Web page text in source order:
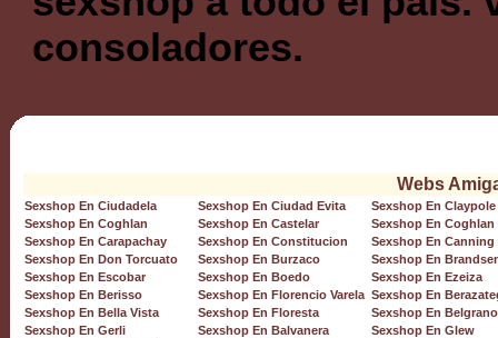
consoladores.
Webs
Sexshop En Ciudadela Sexshop En Ciudad Evita
Sexshop En Claypole
Sexshop En Coghlan
Sexshop En Castelar
Sexshop En Coghlan
Sexshop En Carapachay
Sexshop En Constitucion
Sexshop En Canning
Sexshop En Don Torcuato
Sexshop En Burzaco
Sexshop En
Sexshop En Escobar
Sexshop En Boedo
Sexshop En Ezeiza
Sexshop En Berisso
Sexshop En Florencio Varela Sexshop En
Sexshop En Bella Vista
Sexshop En Floresta
Sexshop En Belgrano
Sexshop En Gerli
Sexshop En Balvanera
Sexshop En Glew